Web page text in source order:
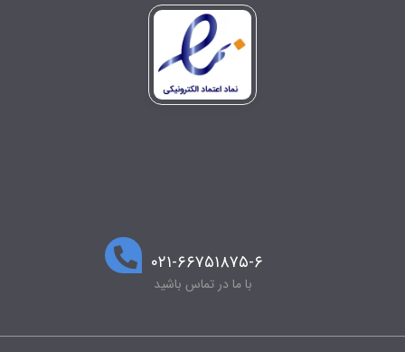
۰۲۱-۶۶۷۵۱۸۷۵-۶
با ما در تماس باشید